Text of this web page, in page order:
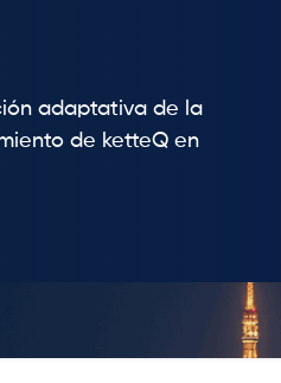
adaptativa de la
de ketteQ en